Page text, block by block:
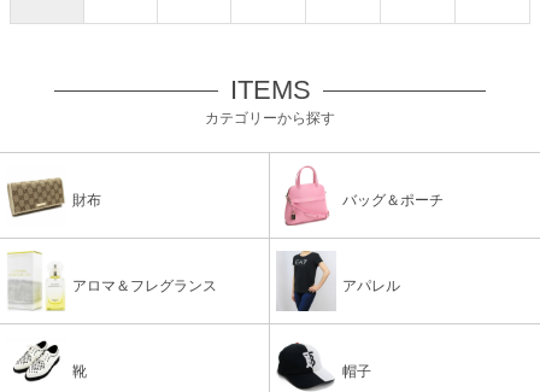
ITEMS
カテゴリーから探す
財布 バッグ＆ポーチ
アロマ＆フレグランス アパレル
靴 帽子